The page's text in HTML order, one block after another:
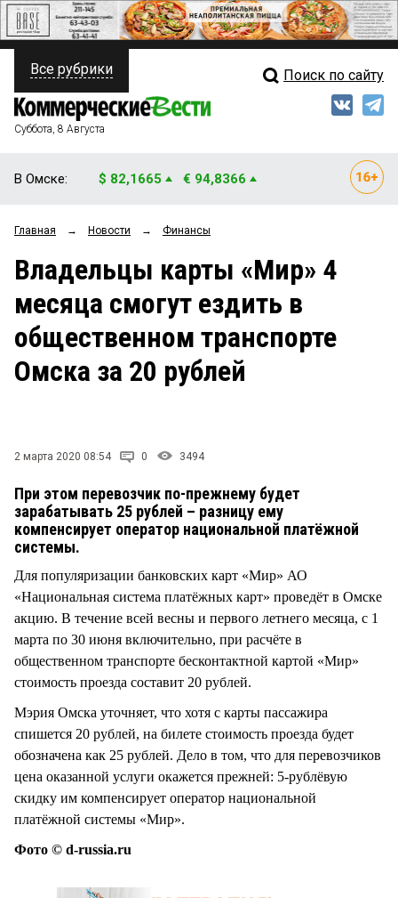
ПОЛИТИКА
ФИНАНСЫ
ОБЩЕСТВО
ЗАКОН
НОВОСТИ КОМПАНИЙ
Свежий выпуск
Рейтинги
Блоги
Архив
Все рубрики Поиск по сайту
Суббота, 8 Августа
В Омске: $ 82,1665 € 94,8366
Главная → Новости → Финансы
Владельцы карты «Мир» 4
месяца смогут ездить в
общественном транспорте
Омска за 20 рублей
2 марта 2020 08:54 0 3494
При этом перевозчик по-прежнему будет
зарабатывать 25 рублей – разницу ему
компенсирует оператор национальной платёжной
системы.
Для популяризации банковских карт «Мир» АО
«Национальная система платёжных карт» проведёт в Омске
акцию. В течение всей весны и первого летнего месяца, с 1
марта по 30 июня включительно, при расчёте в
общественном транспорте бесконтактной картой «Мир»
стоимость проезда составит 20 рублей.
Мэрия Омска уточняет, что хотя с карты пассажира
спишется 20 рублей, на билете стоимость проезда будет
обозначена как 25 рублей. Дело в том, что для перевозчиков
цена оказанной услуги окажется прежней: 5-рублёвую
скидку им компенсирует оператор национальной
платёжной системы «Мир».
Фото © d-russia.ru